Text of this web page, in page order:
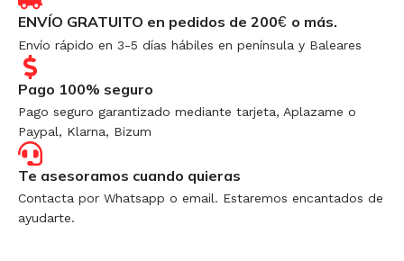
ENVÍO GRATUITO en pedidos de 200€ o más.
Envío rápido en 3-5 días hábiles en península y Baleares
Pago 100% seguro
Pago seguro garantizado mediante tarjeta, Aplazame o
Paypal, Klarna, Bizum
Te asesoramos cuando quieras
Contacta por Whatsapp o email. Estaremos encantados de
ayudarte.